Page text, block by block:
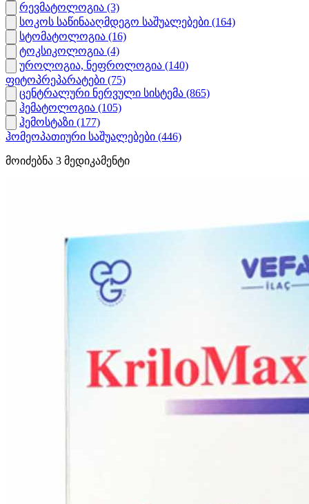
რევმატოლოგია (3)
სოკოს საწინააღმდეგო საშუალებები (164)
სტომატოლოგია (16)
ტოკსიკოლოგია (4)
უროლოგია, ნეფროლოგია (140)
ფიტოპრეპარატები (75)
ცენტრალური ნერვული სისტემა (865)
ჰემატოლოგია (105)
ჰემოსტაზი (177)
ჰომეოპათიური საშუალებები (446)
მოიძებნა 3 მედიკამენტი